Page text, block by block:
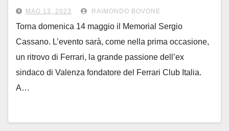
saranno ben 30 le rosse di
Maranello a Valenza
MAG 13, 2023 RAIMONDO BOVONE
Torna domenica 14 maggio il Memorial Sergio
Cassano. L’evento sarà, come nella prima occasione,
un ritrovo di Ferrari, la grande passione dell’ex
sindaco di Valenza fondatore del Ferrari Club Italia.
A…